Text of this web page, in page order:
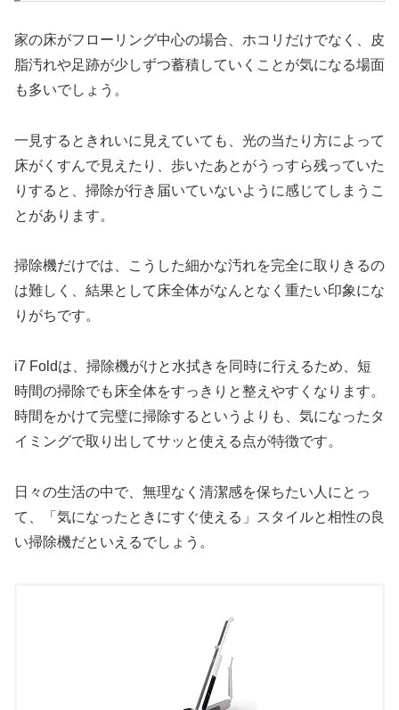
家の床がフローリング中心の場合、ホコリだけでなく、皮
脂汚れや足跡が少しずつ蓄積していくことが気になる場面
も多いでしょう。
一見するときれいに見えていても、光の当たり方によって
床がくすんで見えたり、歩いたあとがうっすら残っていた
りすると、掃除が行き届いていないように感じてしまうこ
とがあります。
掃除機だけでは、こうした細かな汚れを完全に取りきるの
は難しく、結果として床全体がなんとなく重たい印象にな
りがちです。
i7 Foldは、掃除機がけと水拭きを同時に行えるため、短
時間の掃除でも床全体をすっきりと整えやすくなります。
時間をかけて完璧に掃除するというよりも、気になったタ
イミングで取り出してサッと使える点が特徴です。
日々の生活の中で、無理なく清潔感を保ちたい人にとっ
て、「気になったときにすぐ使える」スタイルと相性の良
い掃除機だといえるでしょう。